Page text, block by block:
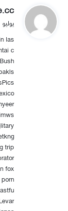
ي
و
ل
يوليو 21, 2026 الساعة 10:50 م
las
c
trip
fox